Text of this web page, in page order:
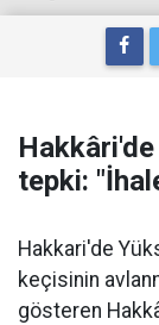
tepki:
Hakkari'de
keçisinin
gösteren